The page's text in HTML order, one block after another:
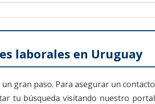
laborales en Uruguay
un gran paso. Para asegurar un contacto
tu búsqueda visitando nuestro portal